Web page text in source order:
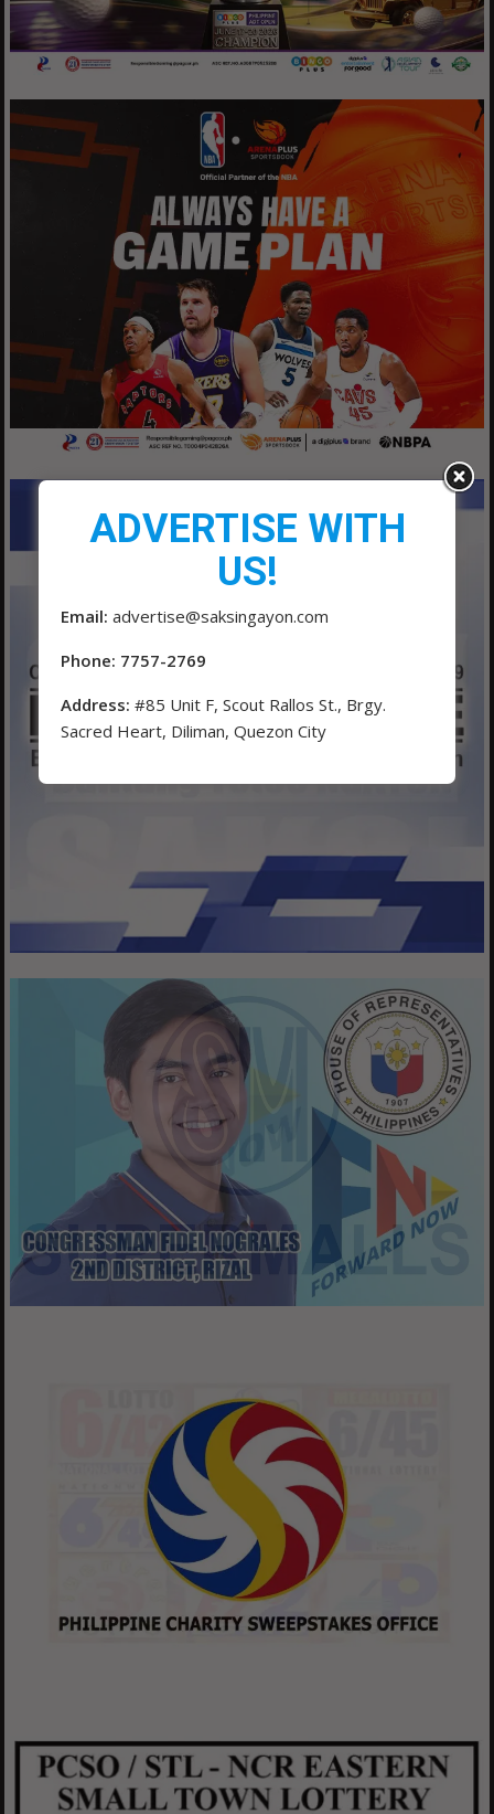
ADVERTISE WITH
US!
Email: advertise@saksingayon.com
Phone: 7757-2769
Address: #85 Unit F, Scout Rallos St., Brgy.
Sacred Heart, Diliman, Quezon City